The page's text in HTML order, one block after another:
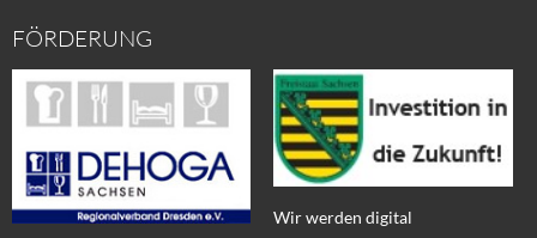
FÖRDERUNG
Wir werden digital